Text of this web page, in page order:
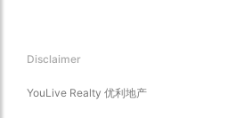
Disclaimer
YouLive Realty 优利地产